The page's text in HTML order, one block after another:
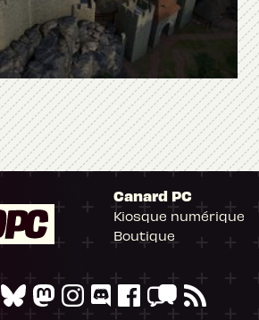
Canard PC
Kiosque numérique
Boutique